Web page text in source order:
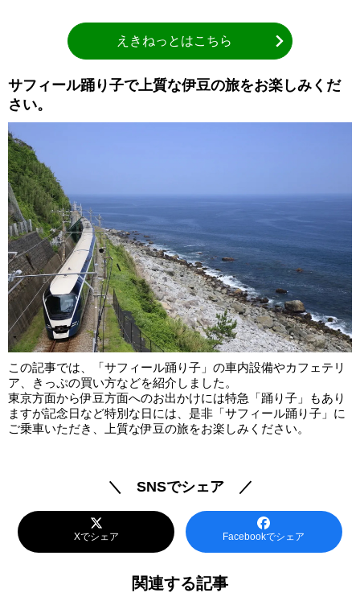
えきねっとはこちら
サフィール踊り子で上質な伊豆の旅をお楽しみくだ
さい。
この記事では、「サフィール踊り子」の車内設備やカフェテリ
ア、きっぷの買い方などを紹介しました。
東京方面から伊豆方面へのお出かけには特急「踊り子」もあり
ますが記念日など特別な日には、是非「サフィール踊り子」に
ご乗車いただき、上質な伊豆の旅をお楽しみください。
＼ SNSでシェア ／
Xでシェア Facebookでシェア
関連する記事